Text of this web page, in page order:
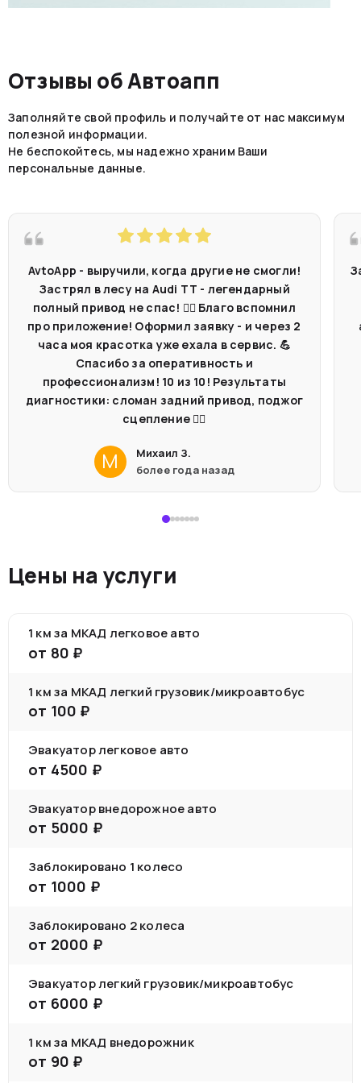
Отзывы об Автоапп
Заполняйте свой профиль и получайте от нас максимум
полезной информации.
Не беспокойтесь, мы надежно храним Ваши
персональные данные.
AvtoApp - выручили, когда другие не смогли!
Застрял в лесу на Audi TT - легендарный
полный привод не спас! 🤷‍♂️ Благо вспомнил
про приложение! Оформил заявку - и через 2
часа моя красотка уже ехала в сервис. 💪
Спасибо за оперативность и
профессионализм! 10 из 10! Результаты
диагностики: сломан задний привод, поджог
сцепление 🤦‍♂️
М
Михаил З.
более года назад
Цены на услуги
1 км за МКАД легковое авто
от 80 ₽
1 км за МКАД легкий грузовик/микроавтобус
от 100 ₽
Эвакуатор легковое авто
от 4500 ₽
Эвакуатор внедорожное авто
от 5000 ₽
Заблокировано 1 колесо
от 1000 ₽
Заблокировано 2 колеса
от 2000 ₽
Эвакуатор легкий грузовик/микроавтобус
от 6000 ₽
1 км за МКАД внедорожник
от 90 ₽